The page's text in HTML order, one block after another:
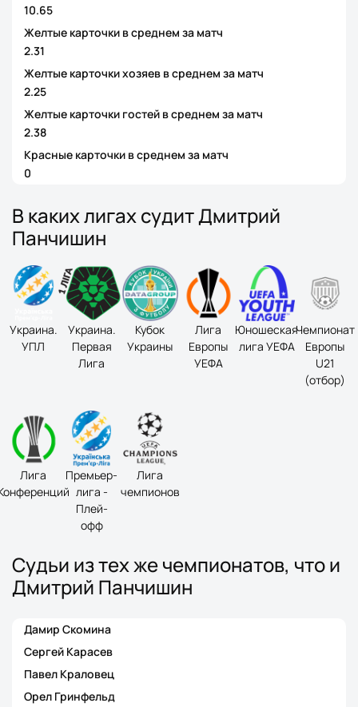
10.65
Желтые карточки в среднем за матч
2.31
Желтые карточки хозяев в среднем за матч
2.25
Желтые карточки гостей в среднем за матч
2.38
Красные карточки в среднем за матч
0
В каких лигах судит Дмитрий
Панчишин
Украина.
УПЛ
Украина.
Первая
Лига
Кубок
Украины
Лига
Европы
УЕФА
Юношеская
лига УЕФА
Чемпионат
Европы
U21
(отбор)
Лига
Премьер-
лига -
Плей-
офф
Лига
чемпионов
Судьи из тех же чемпионатов, что и
Дмитрий Панчишин
Дамир Скомина
Сергей Карасев
Павел Краловец
Орел Гринфельд